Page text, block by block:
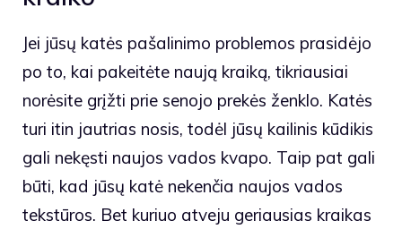
Jei jūsų katės pašalinimo problemos prasidėjo
po to, kai pakeitėte naują kraiką, tikriausiai
norėsite grįžti prie senojo prekės ženklo. Katės
turi itin jautrias nosis, todėl jūsų kailinis kūdikis
gali nekęsti naujos vados kvapo. Taip pat gali
būti, kad jūsų katė nekenčia naujos vados
tekstūros. Bet kuriuo atveju geriausias kraikas